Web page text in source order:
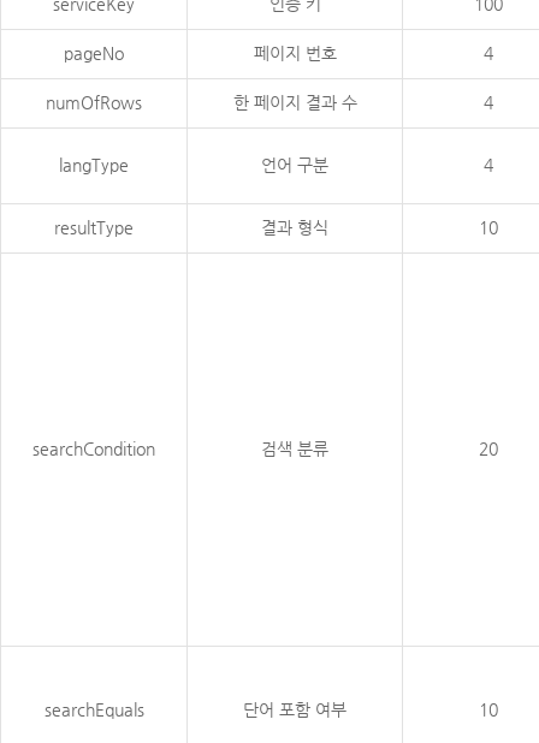
pageNo 페이지 번호 4
numOfRows 한 페이지 결과 수 4
langType 언어 구분 4
resultType 결과 형식 10
searchCondition 검색 분류 20
searchEquals 단어 포함 여부 10